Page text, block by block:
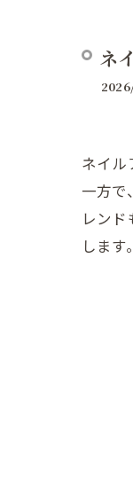
ネ
ネイル
一方で
レン
しま